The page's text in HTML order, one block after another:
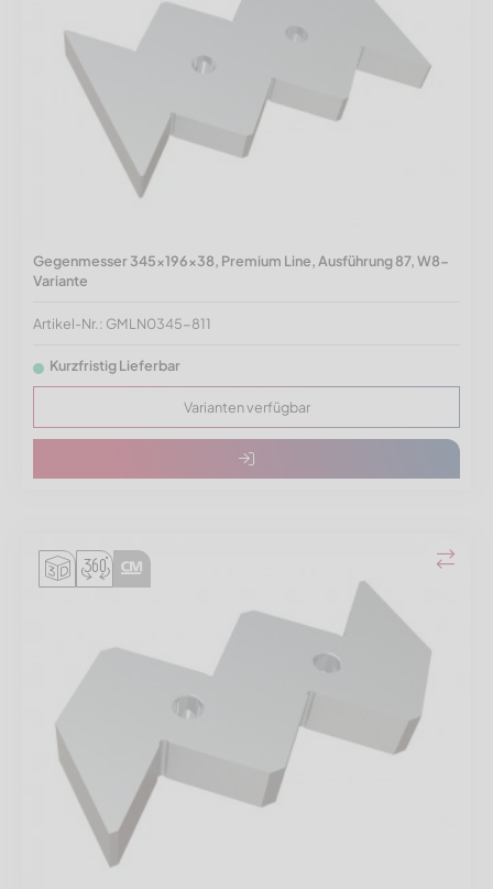
Gegenmesser 345x196x38, Premium Line, Ausführung 87, W8-
Variante
Artikel-Nr.: GMLN0345-811
Kurzfristig Lieferbar
Varianten verfügbar